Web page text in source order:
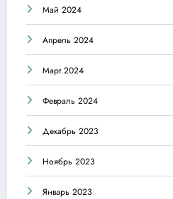
Май 2024
Апрель 2024
Март 2024
Февраль 2024
Декабрь 2023
Ноябрь 2023
Январь 2023